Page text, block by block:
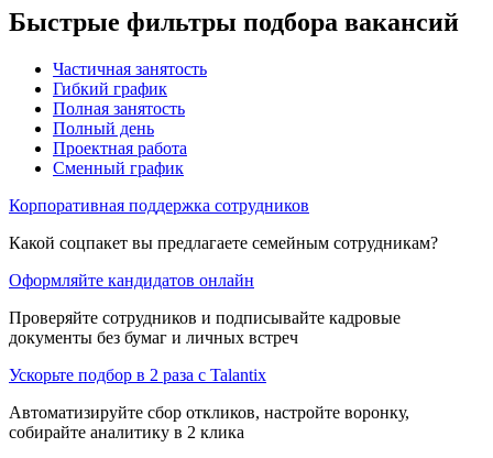
Быстрые фильтры подбора вакансий
Частичная занятость
Гибкий график
Полная занятость
Полный день
Проектная работа
Сменный график
Корпоративная поддержка сотрудников
Какой соцпакет вы предлагаете семейным сотрудникам?
Оформляйте кандидатов онлайн
Проверяйте сотрудников и подписывайте кадровые
документы без бумаг и личных встреч
Ускорьте подбор в 2 раза с Talantix
Автоматизируйте сбор откликов, настройте воронку,
собирайте аналитику в 2 клика